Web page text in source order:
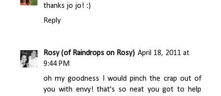
thanks jo jo! :)
Reply
Rosy (of Raindrops on Rosy) April 18, 2011 at
9:44 PM
oh my goodness I would pinch the crap out of
you with envy! that's so neat you got to help